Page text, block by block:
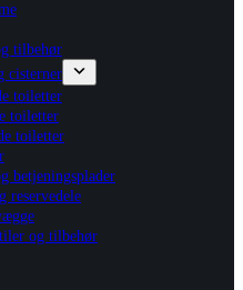
tilbehør
cisterner
toiletter
toiletter
toiletter
betjeningsplader
reservedele
og tilbehør